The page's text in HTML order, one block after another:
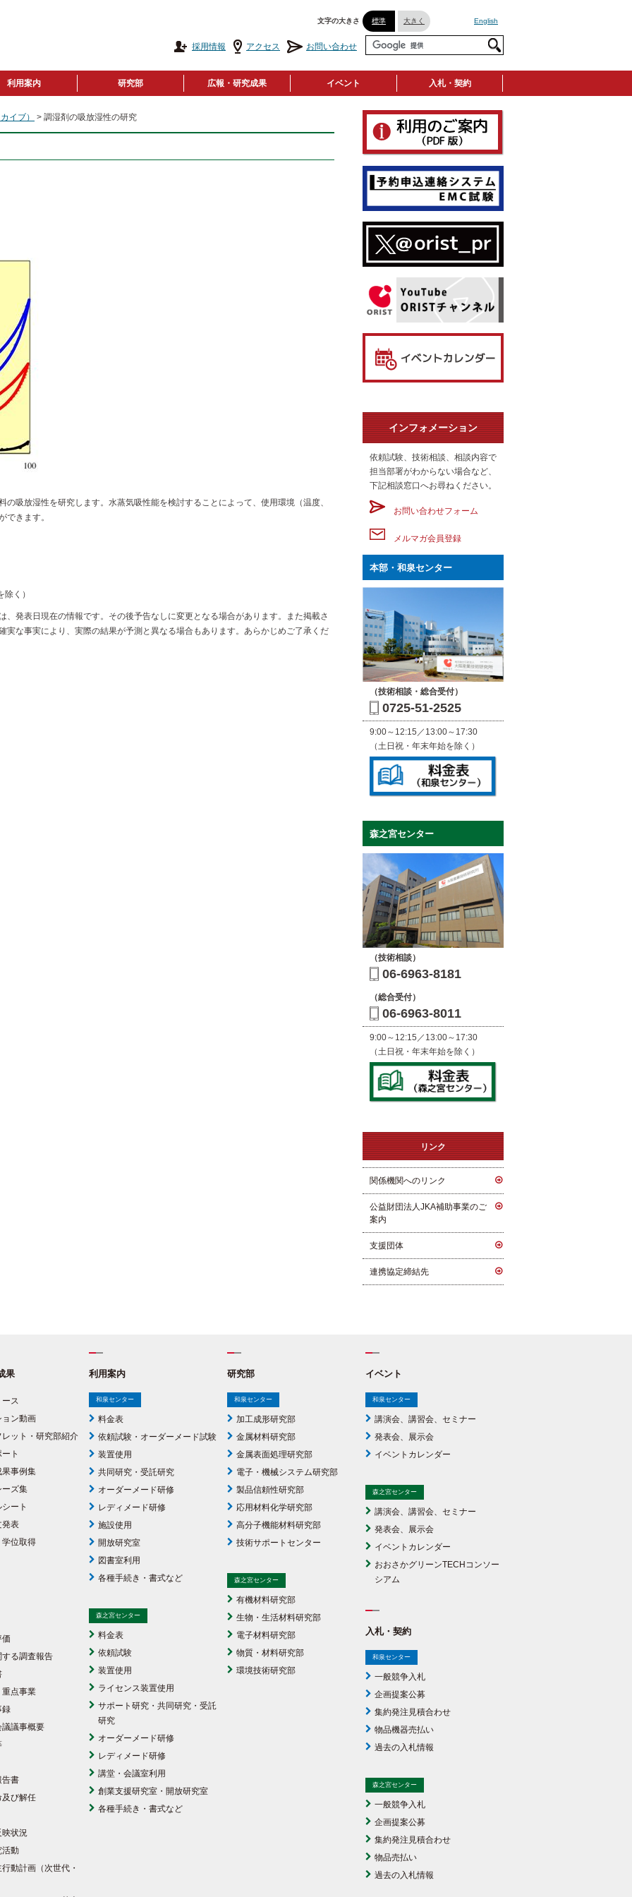
標準 大きく English
文字の大きさ
採用情報 アクセス お問い合わせ
利用案内 研究部 広報・研究成果 イベント 入札・契約
イブ） > 調湿剤の吸放湿性の研究
吸放湿性を研究します。水蒸気吸性能を検討することによって、使用環境（温度、
できます。
く）
、発表日現在の情報です。その後予告なしに変更となる場合があります。また掲載さ
実な事実により、実際の結果が予測と異なる場合もあります。あらかじめご了承くだ
インフォメーション
依頼試験、技術相談、相談内容で
担当部署がわからない場合など、
下記相談窓口へお尋ねください。
お問い合わせフォーム
メルマガ会員登録
本部・和泉センター
（技術相談・総合受付）
0725-51-2525
9:00～12:15／13:00～17:30
（土日祝・年末年始を除く）
森之宮センター
（技術相談）
06-6963-8181
（総合受付）
06-6963-8011
9:00～12:15／13:00～17:30
（土日祝・年末年始を除く）
リンク
関係機関へのリンク
公益財団法人JKA補助事業のご
案内
支援団体
連携協定締結先
果
ス
ョン動画
ット・研究部紹介
ト
果事例集
ーズ集
ート
発表
学位取得
価
る調査報告
重点事業
録
議事概要
告書
及び解任
映状況
活動
動計画（次世代・
利用案内
和泉センター
料金表
依頼試験・オーダーメード試験
装置使用
共同研究・受託研究
オーダーメード研修
レディメード研修
施設使用
開放研究室
図書室利用
各種手続き・書式など
森之宮センター
料金表
依頼試験
装置使用
ライセンス装置使用
サポート研究・共同研究・受託
研究
オーダーメード研修
レディメード研修
講堂・会議室利用
創業支援研究室・開放研究室
各種手続き・書式など
研究部
和泉センター
加工成形研究部
金属材料研究部
金属表面処理研究部
電子・機械システム研究部
製品信頼性研究部
応用材料化学研究部
高分子機能材料研究部
技術サポートセンター
森之宮センター
有機材料研究部
生物・生活材料研究部
電子材料研究部
物質・材料研究部
環境技術研究部
イベント
和泉センター
講演会、講習会、セミナー
発表会、展示会
イベントカレンダー
森之宮センター
講演会、講習会、セミナー
発表会、展示会
イベントカレンダー
おおさかグリーンTECHコンソー
シアム
入札・契約
和泉センター
一般競争入札
企画提案公募
集約発注見積合わせ
物品機器売払い
過去の入札情報
森之宮センター
一般競争入札
企画提案公募
集約発注見積合わせ
物品売払い
過去の入札情報